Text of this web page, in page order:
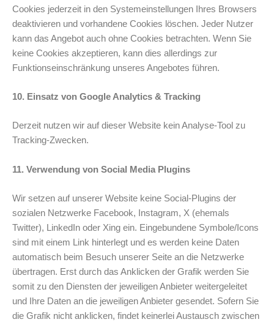
Cookies jederzeit in den Systemeinstellungen Ihres Browsers
deaktivieren und vorhandene Cookies löschen. Jeder Nutzer
kann das Angebot auch ohne Cookies betrachten. Wenn Sie
keine Cookies akzeptieren, kann dies allerdings zur
Funktionseinschränkung unseres Angebotes führen.
10. Einsatz von Google Analytics & Tracking
Derzeit nutzen wir auf dieser Website kein Analyse-Tool zu
Tracking-Zwecken.
11. Verwendung von Social Media Plugins
Wir setzen auf unserer Website keine Social-Plugins der
sozialen Netzwerke Facebook, Instagram, X (ehemals
Twitter), LinkedIn oder Xing ein. Eingebundene Symbole/Icons
sind mit einem Link hinterlegt und es werden keine Daten
automatisch beim Besuch unserer Seite an die Netzwerke
übertragen. Erst durch das Anklicken der Grafik werden Sie
somit zu den Diensten der jeweiligen Anbieter weitergeleitet
und Ihre Daten an die jeweiligen Anbieter gesendet. Sofern Sie
die Grafik nicht anklicken, findet keinerlei Austausch zwischen